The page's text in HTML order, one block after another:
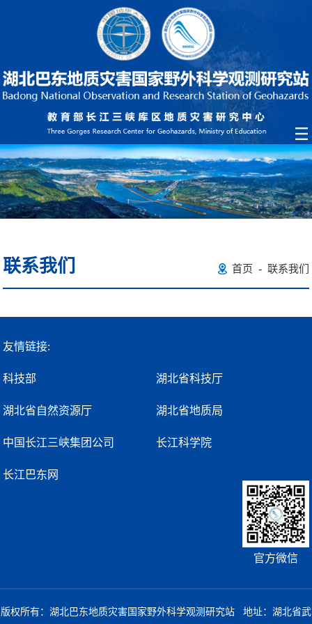
联系我们 首页 - 联系我们
友情链接:
科技部 湖北省科技厅
湖北省自然资源厅 湖北省地质局
中国长江三峡集团公司 长江科学院
长江巴东网
官方微信
版权所有：湖北巴东地质灾害国家野外科学观测研究站 地址：湖北省武